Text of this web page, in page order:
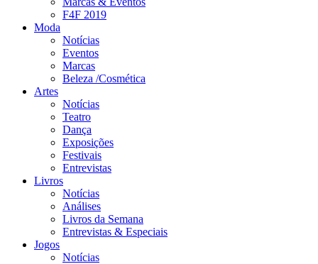
F4F 2019
Moda
Notícias
Eventos
Marcas
Beleza /Cosmética
Artes
Notícias
Teatro
Dança
Exposições
Festivais
Entrevistas
Livros
Notícias
Análises
Livros da Semana
Entrevistas & Especiais
Jogos
Notícias